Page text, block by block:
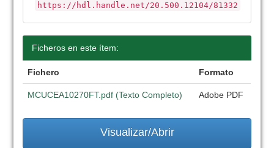
https://hdl.handle.net/20.500.12104/81332
Ficheros en este ítem:
Fichero Formato
MCUCEA10270FT.pdf (Texto Completo) Adobe PDF
Visualizar/Abrir